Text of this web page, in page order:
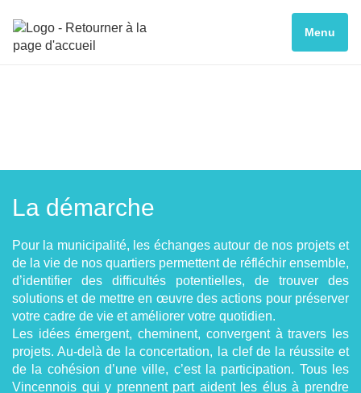
Menu
La démarche
Pour la municipalité, les échanges autour de nos projets et
de la vie de nos quartiers permettent de réfléchir ensemble,
d’identifier des difficultés potentielles, de trouver des
solutions et de mettre en œuvre des actions pour préserver
votre cadre de vie et améliorer votre quotidien.
Les idées émergent, cheminent, convergent à travers les
projets. Au-delà de la concertation, la clef de la réussite et
de la cohésion d’une ville, c’est la participation. Tous les
Vincennois qui y prennent part aident les élus à prendre